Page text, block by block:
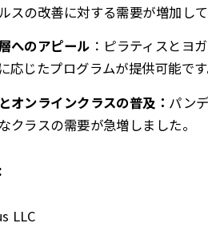
スの改善に対する需要が増加して
へのアピール ：ピラティスとヨ
応じたプログラムが提供可能です
オンラインクラスの普及： パン
クラスの需要が急増しました。
LLC